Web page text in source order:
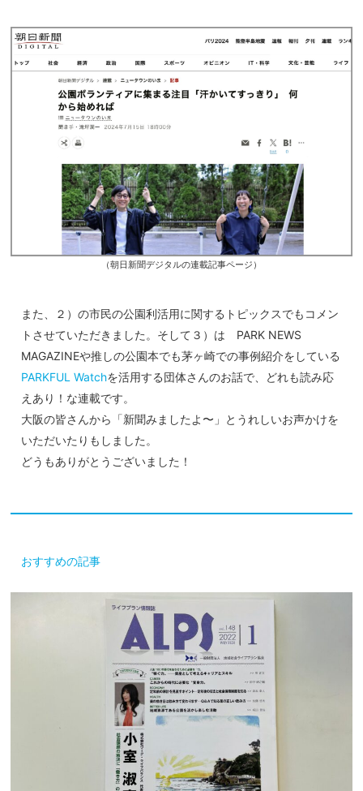
（朝日新聞デジタルの連載記事ページ）
また、２）の市民の公園利活用に関するトピックスでもコメン
トさせていただきました。そして３）は PARK NEWS
MAGAZINEや推しの公園本でも茅ヶ崎での事例紹介をしている
PARKFUL Watchを活用する団体さんのお話で、どれも読み応
えあり！な連載です。
大阪の皆さんから「新聞みましたよ〜」とうれしいお声かけを
いただいたりもしました。
どうもありがとうございました！
おすすめの記事